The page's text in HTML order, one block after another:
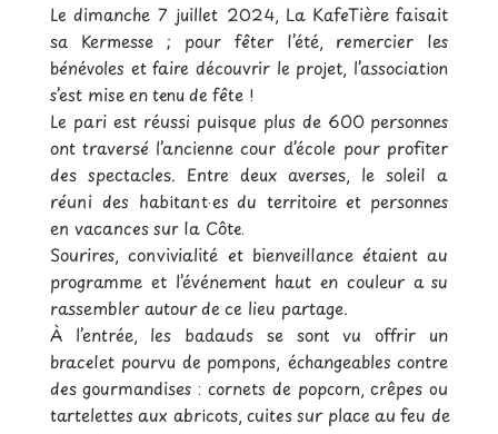
Le dimanche 7 juillet 2024, La KafeTière faisait
sa Kermesse ; pour fêter l’été, remercier les
bénévoles et faire découvrir le projet, l’association
s’est mise en tenu de fête !
Le pari est réussi puisque plus de 600 personnes
ont traversé l’ancienne cour d’école pour profiter
des spectacles. Entre deux averses, le soleil a
réuni des habitant·es du territoire et personnes
en vacances sur la Côte.
Sourires, convivialité et bienveillance étaient au
programme et l’événement haut en couleur a su
rassembler autour de ce lieu partage.
À l’entrée, les badauds se sont vu offrir un
bracelet pourvu de pompons, échangeables contre
des gourmandises : cornets de popcorn, crêpes ou
tartelettes aux abricots, cuites sur place au feu de